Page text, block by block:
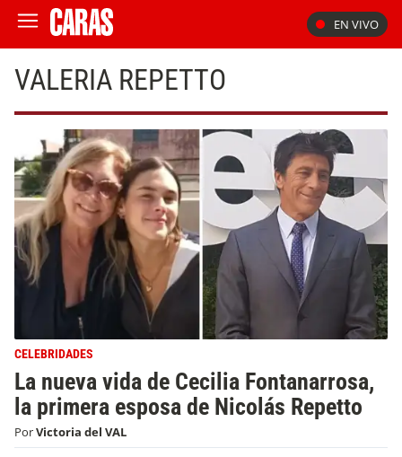
EN VIVO
VALERIA REPETTO
CELEBRIDADES
La nueva vida de Cecilia Fontanarrosa,
la primera esposa de Nicolás Repetto
PorVictoria del VAL